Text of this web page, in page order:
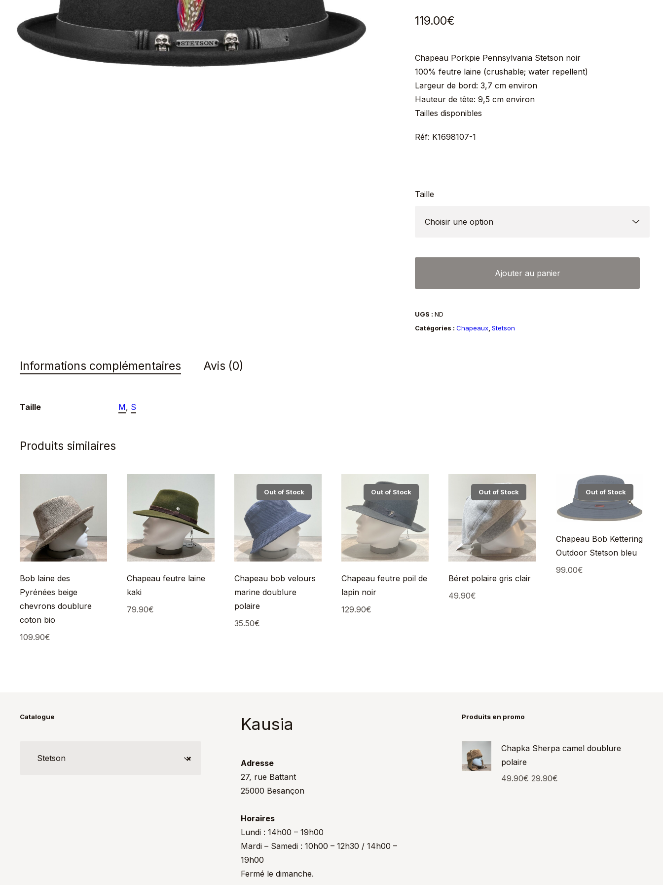
119.00€
Chapeau Porkpie Pennsylvania Stetson noir
100% feutre laine (crushable; water repellent)
Largeur de bord: 3,7 cm environ
Hauteur de tête: 9,5 cm environ
Tailles disponibles
Réf: K1698107-1
Taille
Chapeau
Pennsylvania
Stetson
Ajouter au panier
UGS :ND
Catégories :Chapeaux ,Stetson
Informations complémentaires Avis (0)
Taille M, S
Produits similaires
Bob laine des
Pyrénées beige
chevrons doublure
coton bio
109.90€
Chapeau feutre laine
kaki
79.90€
Out of Stock
Chapeau bob velours
marine doublure
polaire
35.50€
Out of Stock
Chapeau feutre poil de
lapin noir
129.90€
Out of Stock
Béret polaire gris clair
49.90€
Out of Stock
Chapeau Bob Kettering
Outdoor Stetson bleu
99.00€
Catalogue
×
Stetson
Kausia
Adresse
27, rue Battant
25000 Besançon
Horaires
Lundi : 14h00 – 19h00
Mardi – Samedi : 10h00 – 12h30 / 14h00 –
19h00
Fermé le dimanche.
Produits en promo
Chapka Sherpa camel doublure
polaire
49.90€ 29.90€